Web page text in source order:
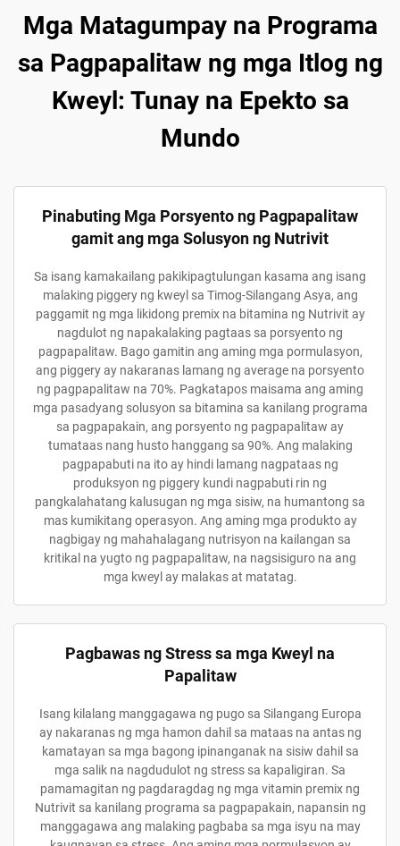
Mga Matagumpay na Programa
sa Pagpapalitaw ng mga Itlog ng
Kweyl: Tunay na Epekto sa
Mundo
Pinabuting Mga Porsyento ng Pagpapalitaw
gamit ang mga Solusyon ng Nutrivit
Sa isang kamakailang pakikipagtulungan kasama ang isang
malaking piggery ng kweyl sa Timog-Silangang Asya, ang
paggamit ng mga likidong premix na bitamina ng Nutrivit ay
nagdulot ng napakalaking pagtaas sa porsyento ng
pagpapalitaw. Bago gamitin ang aming mga pormulasyon,
ang piggery ay nakaranas lamang ng average na porsyento
ng pagpapalitaw na 70%. Pagkatapos maisama ang aming
mga pasadyang solusyon sa bitamina sa kanilang programa
sa pagpapakain, ang porsyento ng pagpapalitaw ay
tumataas nang husto hanggang sa 90%. Ang malaking
pagpapabuti na ito ay hindi lamang nagpataas ng
produksyon ng piggery kundi nagpabuti rin ng
pangkalahatang kalusugan ng mga sisiw, na humantong sa
mas kumikitang operasyon. Ang aming mga produkto ay
nagbigay ng mahahalagang nutrisyon na kailangan sa
kritikal na yugto ng pagpapalitaw, na nagsisiguro na ang
mga kweyl ay malakas at matatag.
Pagbawas ng Stress sa mga Kweyl na
Papalitaw
Isang kilalang manggagawa ng pugo sa Silangang Europa
ay nakaranas ng mga hamon dahil sa mataas na antas ng
kamatayan sa mga bagong ipinanganak na sisiw dahil sa
mga salik na nagdudulot ng stress sa kapaligiran. Sa
pamamagitan ng pagdaragdag ng mga vitamin premix ng
Nutrivit sa kanilang programa sa pagpapakain, napansin ng
manggagawa ang malaking pagbaba sa mga isyu na may